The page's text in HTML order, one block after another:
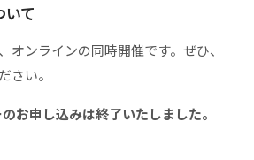
いて
オンラインの同時開催です。ぜひ、
さい。
お申し込みは終了いたしました。